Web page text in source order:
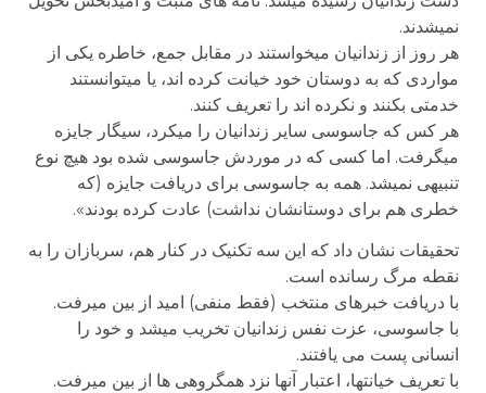
نمیشدند.
هر روز از زندانیان میخواستند در مقابل جمع، خاطره یکی از
مواردی که به دوستان خود خیانت کرده اند، یا میتوانستند
خدمتی بکنند و نکرده اند را تعریف کنند.
هر کس که جاسوسی سایر زندانیان را میکرد، سیگار جایزه
میگرفت. اما کسی که در موردش جاسوسی شده بود هیچ نوع
تنبیهی نمیشد. همه به جاسوسی برای دریافت جایزه (که
خطری هم برای دوستانشان نداشت) عادت کرده بودند».
تحقیقات نشان داد که این سه تکنیک در کنار هم، سربازان را به
نقطه مرگ رسانده است.
با دریافت خبرهای منتخب (فقط منفی) امید از بین میرفت.
با جاسوسی، عزت نفس زندانیان تخریب میشد و خود را
انسانی پست می یافتند.
با تعریف خیانتها، اعتبار آنها نزد همگروهی ها از بین میرفت.